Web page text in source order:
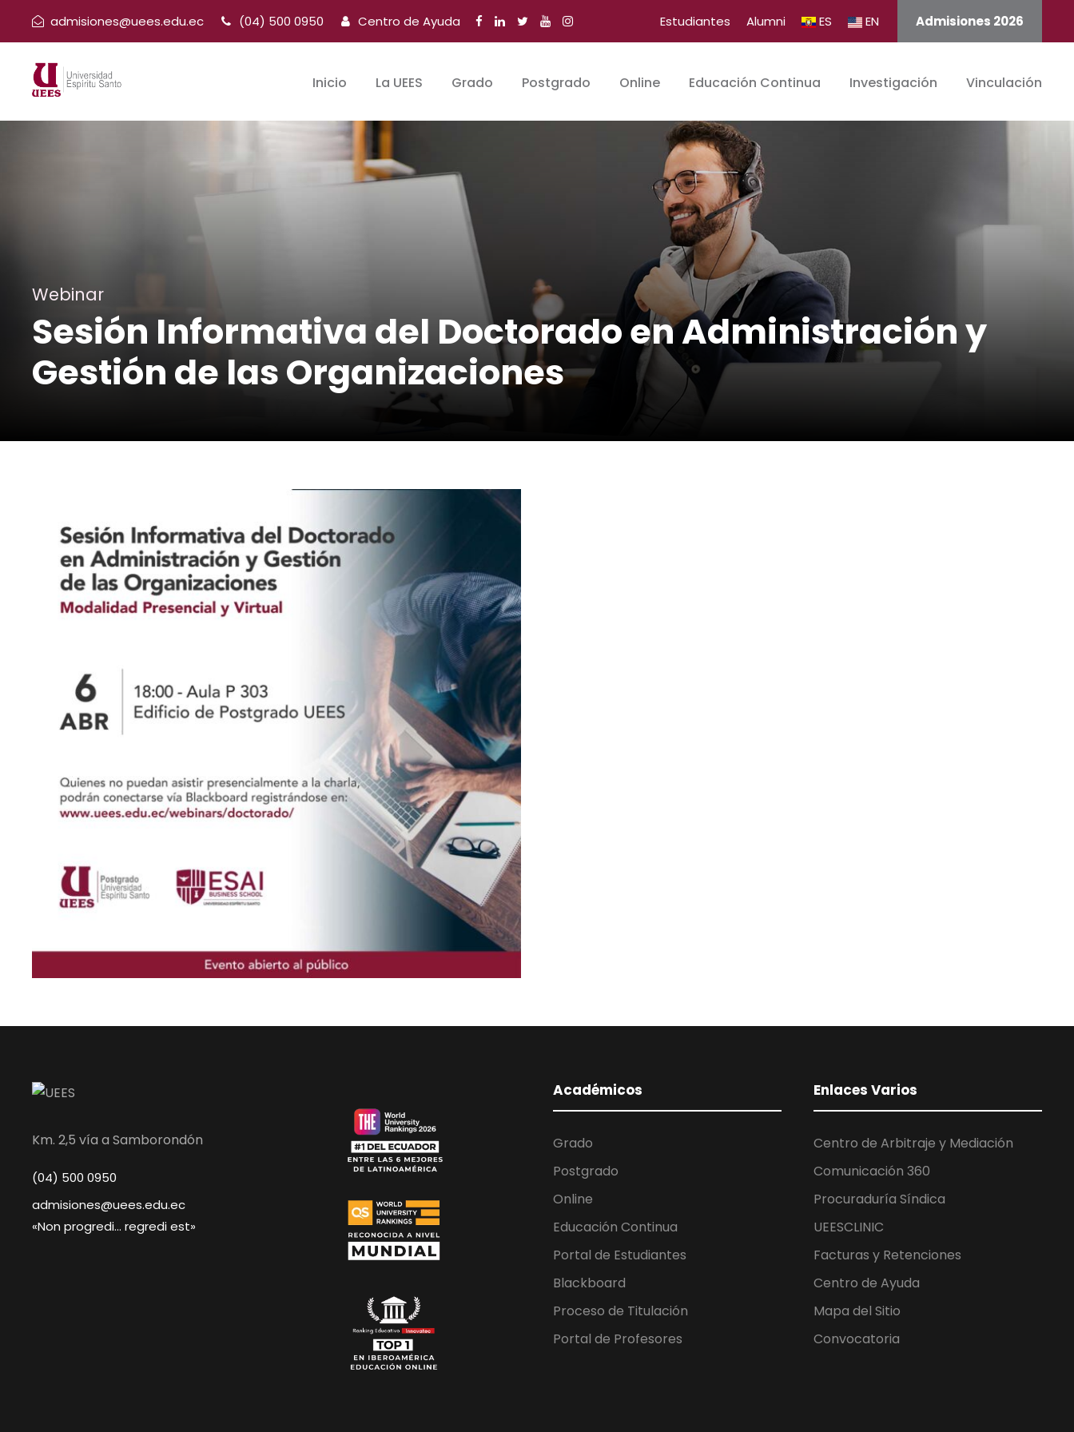
admisiones@uees.edu.ec (04) 500 0950 Centro de Ayuda Estudiantes Alumni ES EN Admisiones 2026
Inicio La UEES Grado Postgrado Online Educación Continua Investigación Vinculación
Webinar
Sesión Informativa del Doctorado en Administración y
Gestión de las Organizaciones
Km. 2,5 vía a Samborondón
(04) 500 0950
admisiones@uees.edu.ec
«Non progredi… regredi est»
Académicos
Grado
Postgrado
Online
Educación Continua
Portal de Estudiantes
Blackboard
Proceso de Titulación
Portal de Profesores
Enlaces Varios
Centro de Arbitraje y Mediación
Comunicación 360
Procuraduría Síndica
UEESCLINIC
Facturas y Retenciones
Centro de Ayuda
Mapa del Sitio
Convocatoria